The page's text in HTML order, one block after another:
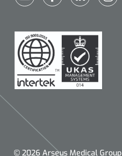
© 2026 Arseus Medical Group